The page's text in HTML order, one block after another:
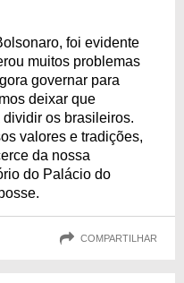
foi evidente
muitos problemas
governar para
deixar que
os brasileiros.
valores e tradições,
da nossa
do Palácio do
COMPARTILHAR